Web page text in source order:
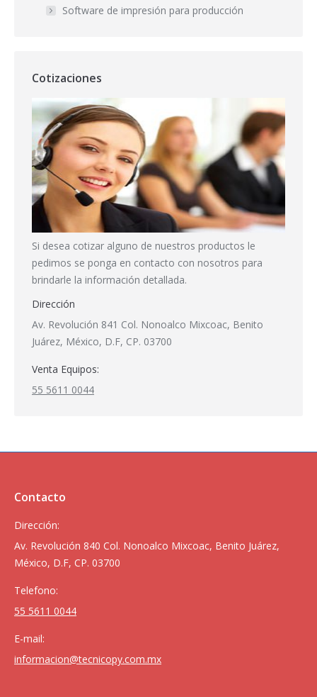
Software de impresión para producción
Cotizaciones
Si desea cotizar alguno de nuestros productos le
pedimos se ponga en contacto con nosotros para
brindarle la información detallada.
Dirección
Av. Revolución 841 Col. Nonoalco Mixcoac, Benito
Juárez, México, D.F, CP. 03700
Venta Equipos:
55 5611 0044
Contacto
Dirección:
Av. Revolución 840 Col. Nonoalco Mixcoac, Benito Juárez,
México, D.F, CP. 03700
Telefono:
55 5611 0044
E-mail:
informacion@tecnicopy.com.mx